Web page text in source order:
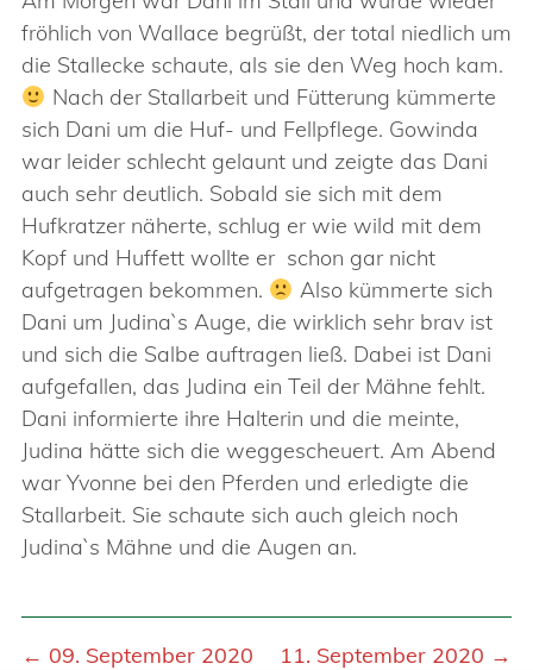
fröhlich von Wallace begrüßt, der total niedlich um
die Stallecke schaute, als sie den Weg hoch kam.
Nach der Stallarbeit und Fütterung kümmerte
sich Dani um die Huf- und Fellpflege. Gowinda
war leider schlecht gelaunt und zeigte das Dani
auch sehr deutlich. Sobald sie sich mit dem
Hufkratzer näherte, schlug er wie wild mit dem
Kopf und Huffett wollte er schon gar nicht
aufgetragen bekommen.
Also kümmerte sich
Dani um Judina`s Auge, die wirklich sehr brav ist
und sich die Salbe auftragen ließ. Dabei ist Dani
aufgefallen, das Judina ein Teil der Mähne fehlt.
Dani informierte ihre Halterin und die meinte,
Judina hätte sich die weggescheuert. Am Abend
war Yvonne bei den Pferden und erledigte die
Stallarbeit. Sie schaute sich auch gleich noch
Judina`s Mähne und die Augen an.
← 09. September 2020 11. September 2020 →